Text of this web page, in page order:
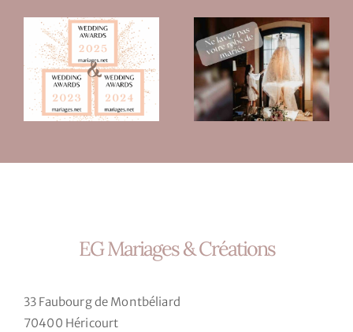
EG Mariages & Créations
33 Faubourg de Montbéliard
70400 Héricourt